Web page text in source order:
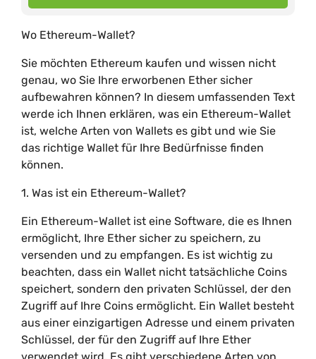
Wo Ethereum-Wallet?
Sie möchten Ethereum kaufen und wissen nicht
genau, wo Sie Ihre erworbenen Ether sicher
aufbewahren können? In diesem umfassenden Text
werde ich Ihnen erklären, was ein Ethereum-Wallet
ist, welche Arten von Wallets es gibt und wie Sie
das richtige Wallet für Ihre Bedürfnisse finden
können.
1. Was ist ein Ethereum-Wallet?
Ein Ethereum-Wallet ist eine Software, die es Ihnen
ermöglicht, Ihre Ether sicher zu speichern, zu
versenden und zu empfangen. Es ist wichtig zu
beachten, dass ein Wallet nicht tatsächliche Coins
speichert, sondern den privaten Schlüssel, der den
Zugriff auf Ihre Coins ermöglicht. Ein Wallet besteht
aus einer einzigartigen Adresse und einem privaten
Schlüssel, der für den Zugriff auf Ihre Ether